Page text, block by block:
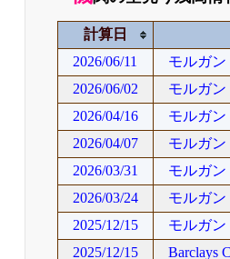
計算日
2026/06/11
モルガ
2026/06/02
モルガ
2026/04/16
モルガ
2026/04/07
モルガ
2026/03/31
モルガ
2026/03/24
モルガ
2025/12/15
モルガ
2025/12/15
Barclays